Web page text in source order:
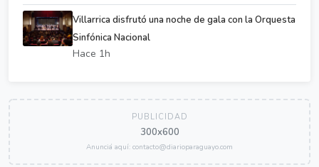
Villarrica disfrutó una noche de gala con la Orquesta
Sinfónica Nacional
Hace 1h
PUBLICIDAD
300x600
Anunciá aquí: contacto@diarioparaguayo.com